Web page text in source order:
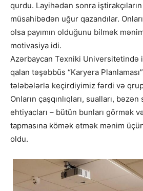
qurdu. Layihədən sonra
müsahibədən uğur qazandılar.
olsa payımın olduğunu bilmək
motivasiya idi.
Azərbaycan Texniki Universitetində
qalan təşəbbüs “Karyera
tələbələrlə keçirdiyimiz fərdi və
Onların çaşqınlıqları, sualları,
ehtiyacları – bütün bunları görmək
tapmasına kömək etmək mənim
oldu.